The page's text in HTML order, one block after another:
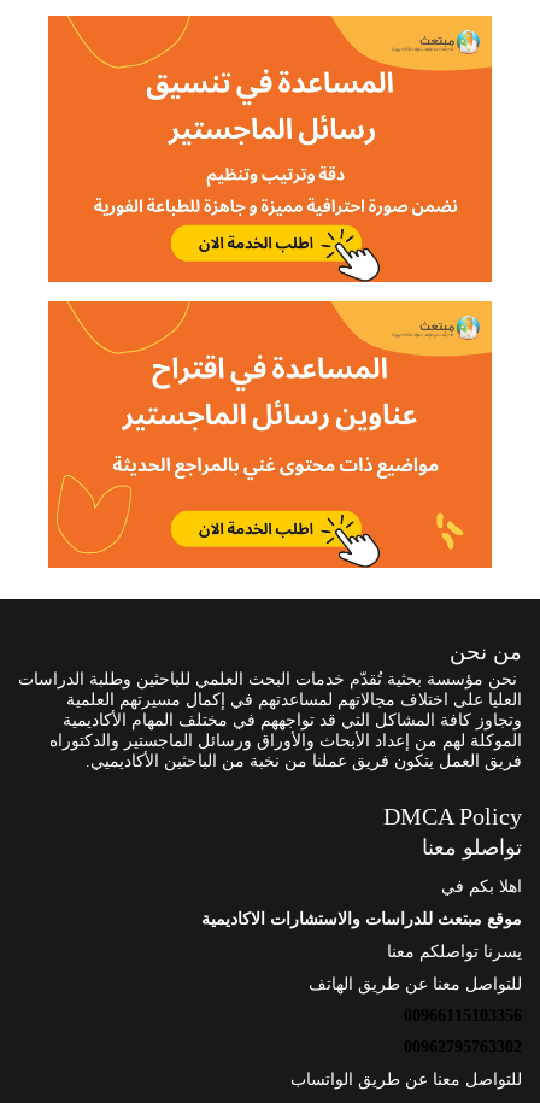
من نحن
نحن مؤسسة بحثية تُقدّم خدمات البحث العلمي للباحثين وطلبة الدراسات
العليا على اختلاف مجالاتهم لمساعدتهم في إكمال مسيرتهم العلمية
وتجاوز كافة المشاكل التي قد تواجههم في مختلف المهام الأكاديمية
الموكلة لهم من إعداد الأبحاث والأوراق ورسائل الماجستير والدكتوراه
فريق العمل يتكون فريق عملنا من نخبة من الباحثين الأكاديميي.
DMCA Policy
تواصلو معنا
اهلا بكم في
موقع مبتعث للدراسات والاستشارات الاكاديمية
يسرنا تواصلكم معنا
للتواصل معنا عن طريق الهاتف
00966115103356
00962795763302
للتواصل معنا عن طريق الواتساب